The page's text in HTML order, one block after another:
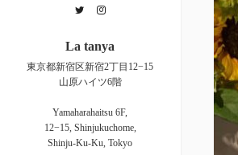
Twitter
La tanya
東京都新宿区新宿2丁目12−15
山原ハイツ6階
Yamaharahaitsu 6F,
12−15, Shinjukuchome,
Shinju-Ku-Ku, Tokyo